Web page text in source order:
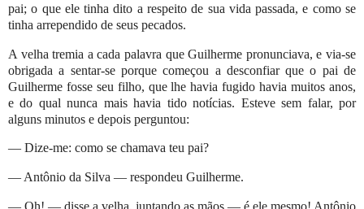
pai; o que ele tinha dito a respeito de sua vida passada, e como se
tinha arrependido de seus pecados.
A velha tremia a cada palavra que Guilherme pronunciava, e via-se
obrigada a sentar-se porque começou a desconfiar que o pai de
Guilherme fosse seu filho, que lhe havia fugido havia muitos anos,
e do qual nunca mais havia tido notícias. Esteve sem falar, por
alguns minutos e depois perguntou:
— Dize-me: como se chamava teu pai?
— Antônio da Silva — respondeu Guilherme.
— Oh! — disse a velha, juntando as mãos — é ele mesmo! Antônio